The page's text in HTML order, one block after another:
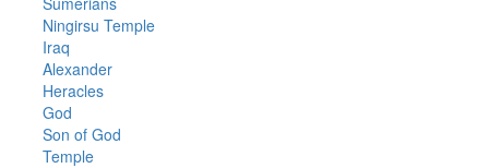
Ningirsu Temple
Iraq
Alexander
Heracles
God
Son of God
Temple